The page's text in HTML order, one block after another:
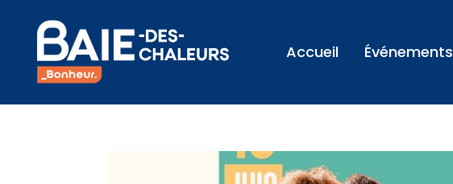
Accueil Événements